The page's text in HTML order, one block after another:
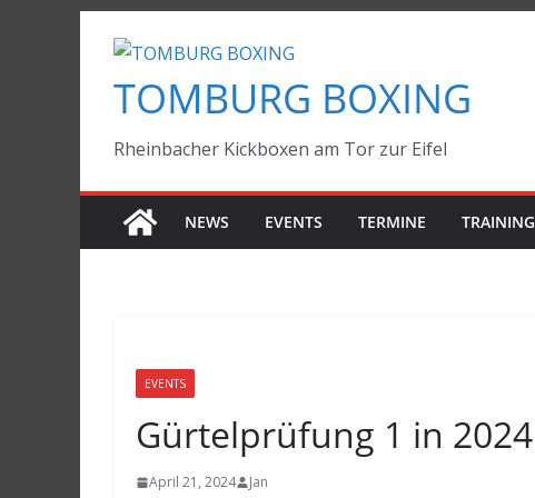
Inhalt
springen
TOMBURG BOXING
Rheinbacher Kickboxen am Tor zur Eifel
NEWS EVENTS TERMINE TRAINING
EVENTS
Gürtelprüfung 1 in 2024
April 21, 2024 Jan